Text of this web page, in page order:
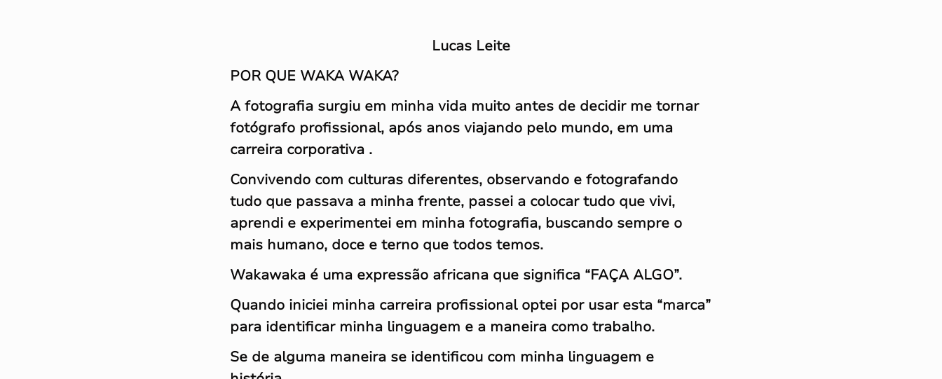
Lucas Leite
POR QUE WAKA WAKA?
A fotografia surgiu em minha vida muito antes de decidir me tornar
fotógrafo profissional, após anos viajando pelo mundo, em uma
carreira corporativa .
Convivendo com culturas diferentes, observando e fotografando
tudo que passava a minha frente, passei a colocar tudo que vivi,
aprendi e experimentei em minha fotografia, buscando sempre o
mais humano, doce e terno que todos temos.
Wakawaka é uma expressão africana que significa “FAÇA ALGO”.
Quando iniciei minha carreira profissional optei por usar esta “marca”
para identificar minha linguagem e a maneira como trabalho.
Se de alguma maneira se identificou com minha linguagem e